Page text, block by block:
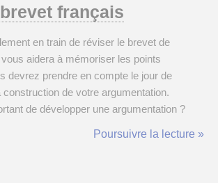
français
en train de réviser le brevet de
aidera à mémoriser les points
devrez prendre en compte le jour de
construction de votre argumentation.
de développer une argumentation ?
Poursuivre la lecture »